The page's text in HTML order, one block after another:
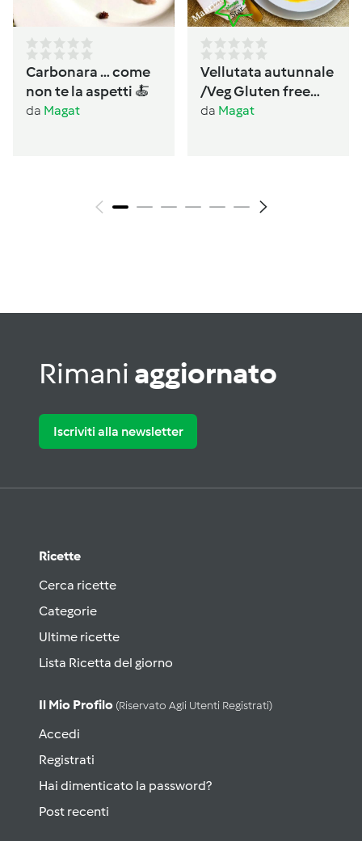
Carbonara … come
non te la aspetti 🍝
da Magat
Vellutata autunnale
/Veg Gluten free
Lactos free
da Magat
Rimani aggiornato
Iscriviti alla newsletter
Ricette
Cerca ricette
Categorie
Ultime ricette
Lista Ricetta del giorno
Il Mio Profilo (riservato Agli Utenti Registrati)
Accedi
Registrati
Hai dimenticato la password?
Post recenti